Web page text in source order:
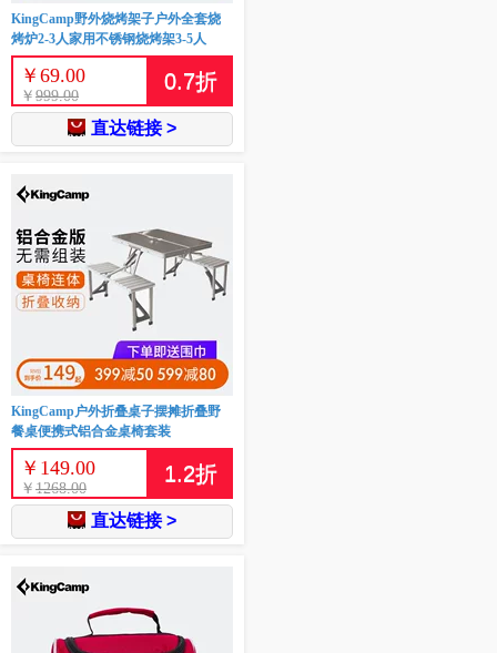
KingCamp野外烧烤架子户外全套烧
烤炉2-3人家用不锈钢烧烤架3-5人
￥ 69.00
￥ 999.00
0.7折
直达链接 >
KingCamp户外折叠桌子摆摊折叠野
餐桌便携式铝合金桌椅套装
￥ 149.00
￥ 1268.00
1.2折
直达链接 >